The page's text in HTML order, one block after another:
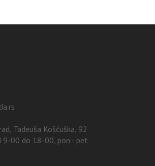
Tadeuša Košćuška, 92
9-00 do 18-00, pon - pet